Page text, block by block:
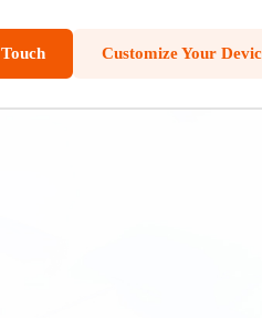
Customize Your